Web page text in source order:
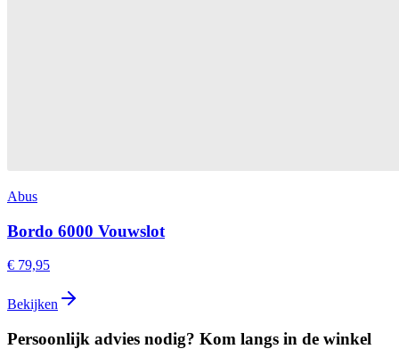
Abus
Bordo 6000 Vouwslot
€ 79,95
Bekijken
Persoonlijk advies nodig? Kom langs in de winkel